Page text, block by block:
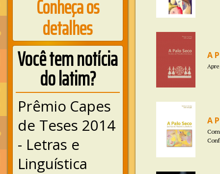
Conheça os
detalhes
Você tem notícia
do latim?
Prêmio Capes
de Teses 2014
- Letras e
Linguística
A
A